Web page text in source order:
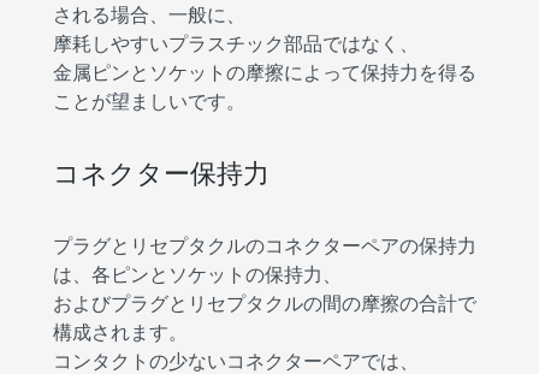
される場合、一般に、
摩耗しやすいプラスチック部品ではなく、
金属ピンとソケットの摩擦によって保持力を得る
ことが望ましいです。
コネクター保持力
プラグとリセプタクルのコネクターペアの保持力
は、各ピンとソケットの保持力、
およびプラグとリセプタクルの間の摩擦の合計で
構成されます。
コンタクトの少ないコネクターペアでは、